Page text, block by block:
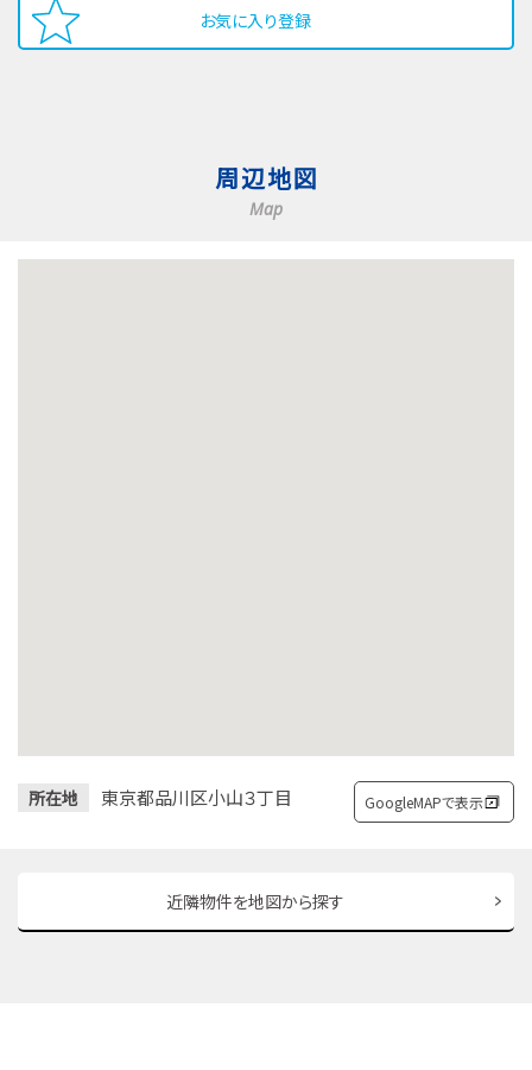
お気に入り登録
周辺地図
Map
所在地 東京都品川区小山３丁目 GoogleMAPで表示
近隣物件を地図から探す